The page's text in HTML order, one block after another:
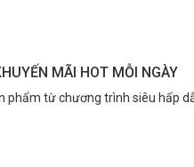
MÃI HOT MỖI NGÀY
phẩm từ chương trình siêu hấp